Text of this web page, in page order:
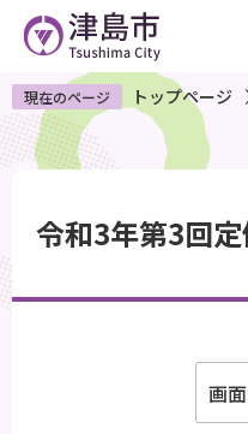
ペ
ー
ジ
で
す
現在のページ トップページ
令和3年第3回
画